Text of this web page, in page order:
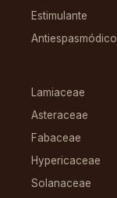
Estimulante
Antiespasmódico
Lamiaceae
Asteraceae
Fabaceae
Hypericaceae
Solanaceae